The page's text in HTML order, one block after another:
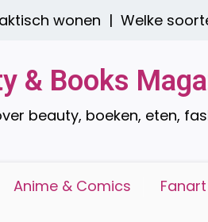
wonen |Welke soorten
& Books
beauty, boeken, eten,
Anime & Comics Fanart